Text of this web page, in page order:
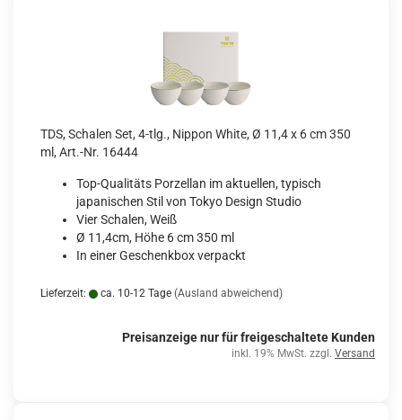
TDS, Schalen Set, 4-tlg., Nippon White, Ø 11,4 x 6 cm 350
ml, Art.-Nr. 16444
Top-Qualitäts Porzellan im aktuellen, typisch
japanischen Stil von Tokyo Design Studio
Vier Schalen, Weiß
Ø 11,4cm, Höhe 6 cm 350 ml
In einer Geschenkbox verpackt
Lieferzeit: ca. 10-12 Tage (Ausland abweichend)
Preisanzeige nur für freigeschaltete Kunden
inkl. 19% MwSt. zzgl. Versand